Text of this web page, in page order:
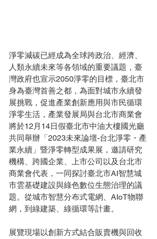
淨零減碳已經成為全球跨政治、經濟、
人類永續未來等各領域的重要議題，臺
灣政府也宣示2050淨零的目標，臺北市
身為臺灣首善之都，為面對城市永續發
展挑戰，促進產業創新應用與市民循環
淨零生活，產業發展局與台北市商業會
將於12月14日假臺北市中油大樓國光廳
共同舉辦「2023未來論壇-台北淨零・產
業永續」暨淨零轉型成果展，邀請研究
機構、跨國企業、上市公司以及台北市
商業會代表，一同探討臺北市AI智慧城
市雲基礎建設與綠色數位生態治理的議
題。從城市智慧分布式電網、AIoT物聯
網，到綠建築、綠循環等計畫。
展覽現場以創新方式結合販賣機與回收